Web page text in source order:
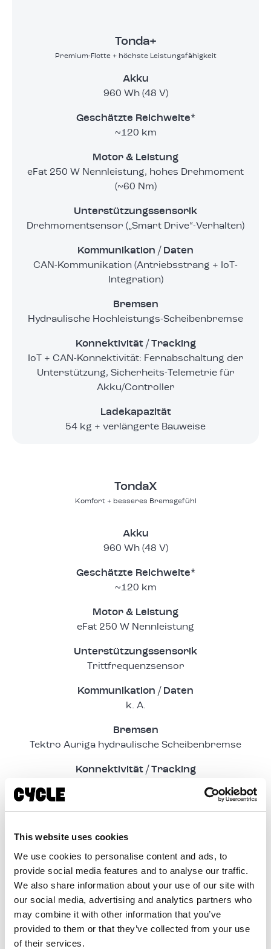
This website uses cookies
We use cookies to personalise content and ads, to
provide social media features and to analyse our traffic.
We also share information about your use of our site with
our social media, advertising and analytics partners who
may combine it with other information that you’ve
provided to them or that they’ve collected from your use
of their services.
Tonda+
Premium-Flotte + höchste Leistungsfähigkeit
Akku
960 Wh (48 V)
Geschätzte Reichweite*
~120 km
Motor & Leistung
eFat 250 W Nennleistung, hohes Drehmoment
(~60 Nm)
Unterstützungssensorik
Drehmomentsensor („Smart Drive“-Verhalten)
Kommunikation / Daten
CAN-Kommunikation (Antriebsstrang + IoT-
Integration)
Bremsen
Hydraulische Hochleistungs-Scheibenbremse
Konnektivität / Tracking
IoT + CAN-Konnektivität: Fernabschaltung der
Unterstützung, Sicherheits-Telemetrie für
Akku/Controller
Ladekapazität
54 kg + verlängerte Bauweise
TondaX
Komfort + besseres Bremsgefühl
Akku
960 Wh (48 V)
Geschätzte Reichweite*
~120 km
Motor & Leistung
eFat 250 W Nennleistung
Unterstützungssensorik
Trittfrequenzsensor
Kommunikation / Daten
k. A.
Bremsen
Tektro Auriga hydraulische Scheibenbremse
Konnektivität / Tracking
Ladekapazität
RadRunnerX
Bewährte Basis
Akku
960 Wh (48 V)